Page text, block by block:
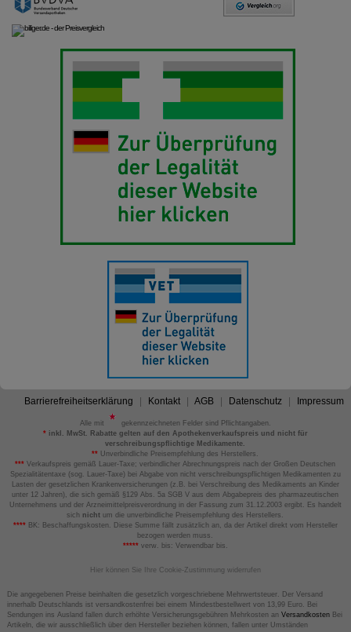
Barrierefreiheitserklärung Kontakt AGB Datenschutz Impressum
Alle mit
gekennzeichneten Felder sind Pflichtangaben.
*inkl. MwSt. Rabatte gelten auf den Apothekenverkaufspreis und nicht für
verschreibungspflichtige Medikamente.
** Unverbindliche Preisempfehlung des Herstellers.
*** Verkaufspreis gemäß Lauer-Taxe; verbindlicher Abrechnungspreis nach der Großen Deutschen
Spezialitätentaxe (sog. Lauer-Taxe) bei Abgabe von nicht verschreibungspflichtigen Medikamenten zu
Lasten der gesetzlichen Krankenversicherungen (z.B. bei Verschreibung des Medikaments an Kinder
unter 12 Jahren), die sich gemäß §129 Abs. 5a SGB V aus dem Abgabepreis des pharmazeutischen
Unternehmens und der Arzneimittelpreisverordnung in der Fassung zum 31.12.2003 ergibt. Es handelt
sich nicht um die unverbindliche Preisempfehlung des Herstellers.
****BK: Beschaffungskosten. Diese Summe fällt zusätzlich an, da der Artikel direkt vom Hersteller
bezogen werden muss.
*****verw. bis: Verwendbar bis.
Hier können Sie Ihre Cookie-Zustimmung widerrufen
Die angegebenen Preise beinhalten die gesetzlich vorgeschriebene Mehrwertsteuer. Der Versand
innerhalb Deutschlands ist versandkostenfrei bei einem Mindestbestellwert von 13,99 Euro. Bei
Sendungen ins Ausland fallen durch erhöhte Versicherungsgebühren Mehrkosten an VersandkostenBei
Artikeln, die wir ausschließlich über den Hersteller beziehen können, fallen unter Umständen